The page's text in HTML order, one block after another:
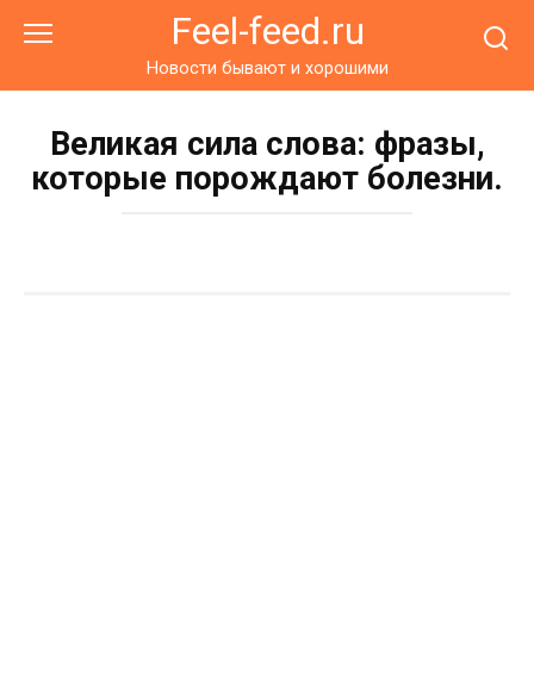
Feel-feed.ru
Новости бывают и хорошими
Великая сила слова: фразы,
которые порождают болезни.